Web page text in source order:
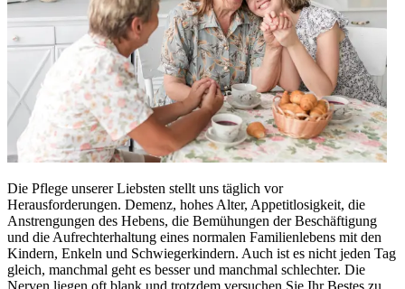
Die Pflege unserer Liebsten stellt uns täglich vor
Herausforderungen. Demenz, hohes Alter, Appetitlosigkeit, die
Anstrengungen des Hebens, die Bemühungen der Beschäftigung
und die Aufrechterhaltung eines normalen Familienlebens mit den
Kindern, Enkeln und Schwiegerkindern. Auch ist es nicht jeden Tag
gleich, manchmal geht es besser und manchmal schlechter. Die
Nerven liegen oft blank und trotzdem versuchen Sie Ihr Bestes zu